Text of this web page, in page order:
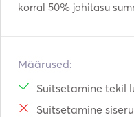
korral 50% jahitasu
Määrused:
Suitsetamine tekil
Suitsetamine